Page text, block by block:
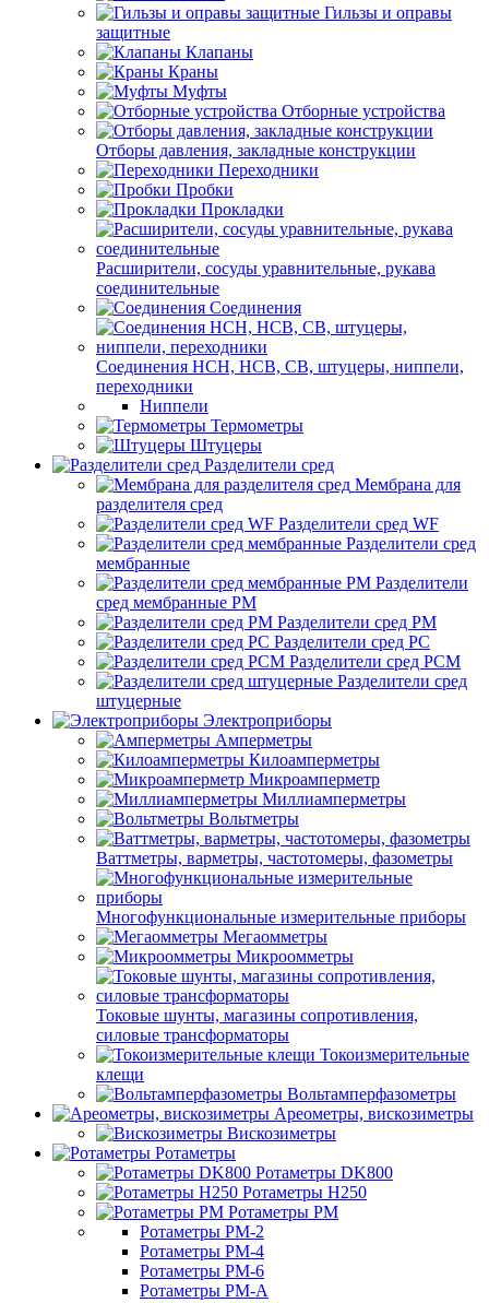
Гильзы и оправы
защитные
Клапаны
Краны
Муфты
Отборные устройства
Отборы давления, закладные конструкции
Переходники
Пробки
Прокладки
Расширители, сосуды уравнительные, рукава
соединительные
Соединения
Соединения НСН, НСВ, СВ, штуцеры, ниппели,
переходники
Ниппели
Термометры
Штуцеры
Разделители сред
Мембрана для
разделителя сред
Разделители сред WF
Разделители сред
мембранные
Разделители
сред мембранные РМ
Разделители сред РМ
Разделители сред РС
Разделители сред РСМ
Разделители сред
штуцерные
Электроприборы
Амперметры
Килоамперметры
Микроамперметр
Миллиамперметры
Вольтметры
Ваттметры, варметры, частотомеры, фазометры
Многофункциональные измерительные приборы
Мегаомметры
Микроомметры
Токовые шунты, магазины сопротивления,
силовые трансформаторы
Токоизмерительные
клещи
Вольтамперфазометры
Ареометры, вискозиметры
Вискозиметры
Ротаметры
Ротаметры DK800
Ротаметры H250
Ротаметры РМ
Ротаметры РМ-2
Ротаметры РМ-4
Ротаметры РМ-6
Ротаметры РМ-А